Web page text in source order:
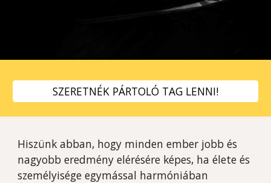
SZERETNÉK PÁRTOLÓ TAG LENNI!
Hiszünk abban, hogy minden ember jobb és
nagyobb eredmény elérésére képes, ha élete és
személyisége egymással harmóniában